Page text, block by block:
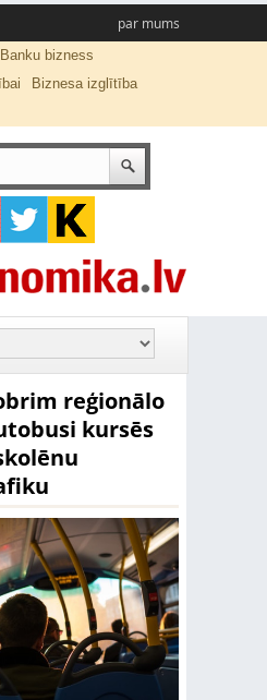
par mums
Banku bizness
Biznesa izglītība
reģionālo
kursēs